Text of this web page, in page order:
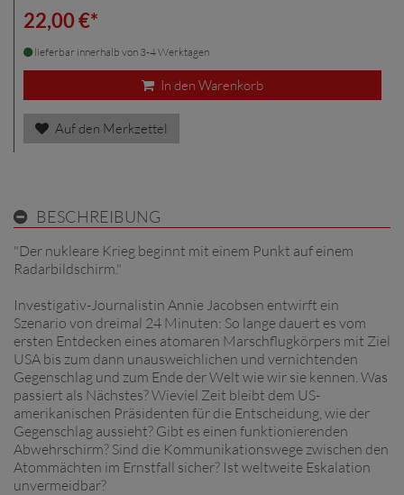
22,00 €*
lieferbar innerhalb von 3-4 Werktagen
In den Warenkorb
Auf den Merkzettel
BESCHREIBUNG
"Der nukleare Krieg beginnt mit einem Punkt auf einem
Radarbildschirm."
Investigativ-Journalistin Annie Jacobsen entwirft ein
Szenario von dreimal 24 Minuten: So lange dauert es vom
ersten Entdecken eines atomaren Marschflugkörpers mit Ziel
USA bis zum dann unausweichlichen und vernichtenden
Gegenschlag und zum Ende der Welt wie wir sie kennen. Was
passiert als Nächstes? Wieviel Zeit bleibt dem US-
amerikanischen Präsidenten für die Entscheidung, wie der
Gegenschlag aussieht? Gibt es einen funktionierenden
Abwehrschirm? Sind die Kommunikationswege zwischen den
Atommächten im Ernstfall sicher? Ist weltweite Eskalation
unvermeidbar?